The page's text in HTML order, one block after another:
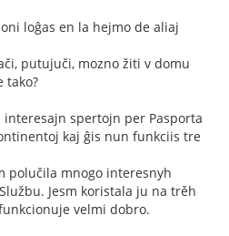
loĝas en la hejmo de aliaj
putujuči, mozno žiti v domu
tako?
spertojn per Pasporta
kaj ĝis nun funkciis tre
polučila mnogo interesnyh
Jesm koristala ju na trěh
velmi dobro.